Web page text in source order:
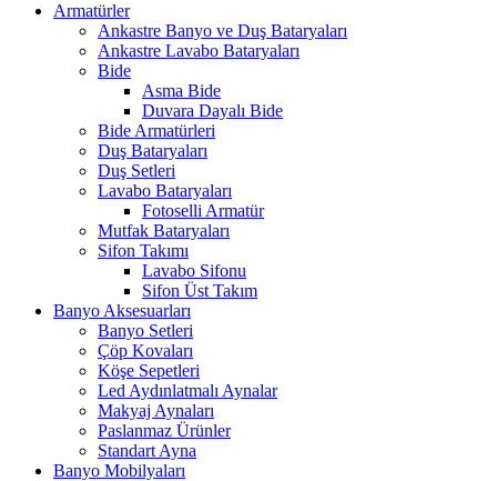
Armatürler
Ankastre Banyo ve Duş Bataryaları
Ankastre Lavabo Bataryaları
Bide
Asma Bide
Duvara Dayalı Bide
Bide Armatürleri
Duş Bataryaları
Duş Setleri
Lavabo Bataryaları
Fotoselli Armatür
Mutfak Bataryaları
Sifon Takımı
Lavabo Sifonu
Sifon Üst Takım
Banyo Aksesuarları
Banyo Setleri
Çöp Kovaları
Köşe Sepetleri
Led Aydınlatmalı Aynalar
Makyaj Aynaları
Paslanmaz Ürünler
Standart Ayna
Banyo Mobilyaları